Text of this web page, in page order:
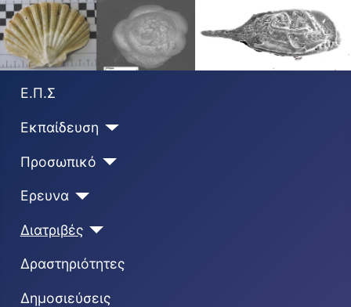
Ε.Π.Σ
Εκπαίδευση
Προσωπικό
Ερευνα
Διατριβές
Δραστηριότητες
Δημοσιεύσεις